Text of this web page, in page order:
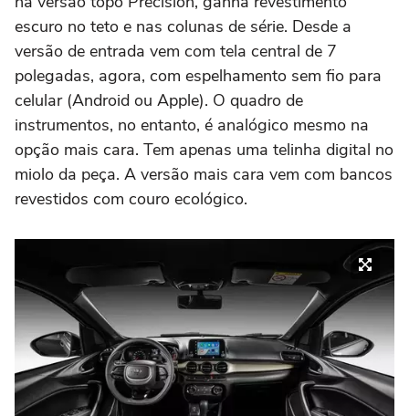
escuro no teto e nas colunas de série. Desde a
versão de entrada vem com tela central de 7
polegadas, agora, com espelhamento sem fio para
celular (Android ou Apple). O quadro de
instrumentos, no entanto, é analógico mesmo na
opção mais cara. Tem apenas uma telinha digital no
miolo da peça. A versão mais cara vem com bancos
revestidos com couro ecológico.